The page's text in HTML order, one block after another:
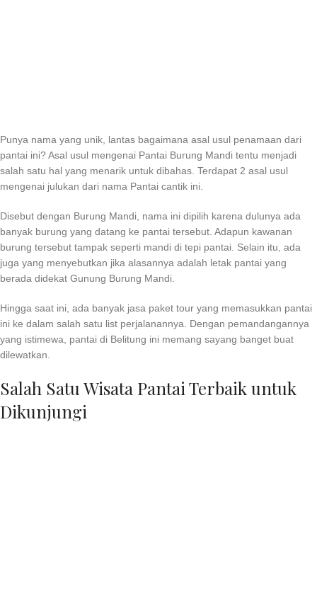
Punya nama yang unik, lantas bagaimana asal usul penamaan dari
pantai ini? Asal usul mengenai Pantai Burung Mandi tentu menjadi
salah satu hal yang menarik untuk dibahas. Terdapat 2 asal usul
mengenai julukan dari nama Pantai cantik ini.
Disebut dengan Burung Mandi, nama ini dipilih karena dulunya ada
banyak burung yang datang ke pantai tersebut. Adapun kawanan
burung tersebut tampak seperti mandi di tepi pantai. Selain itu, ada
juga yang menyebutkan jika alasannya adalah letak pantai yang
berada didekat Gunung Burung Mandi.
Hingga saat ini, ada banyak jasa paket tour yang memasukkan pantai
ini ke dalam salah satu list perjalanannya. Dengan pemandangannya
yang istimewa, pantai di Belitung ini memang sayang banget buat
dilewatkan.
Salah Satu Wisata Pantai Terbaik untuk
Dikunjungi